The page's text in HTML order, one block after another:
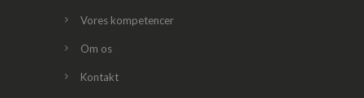
Vores kompetencer
Om os
Kontakt